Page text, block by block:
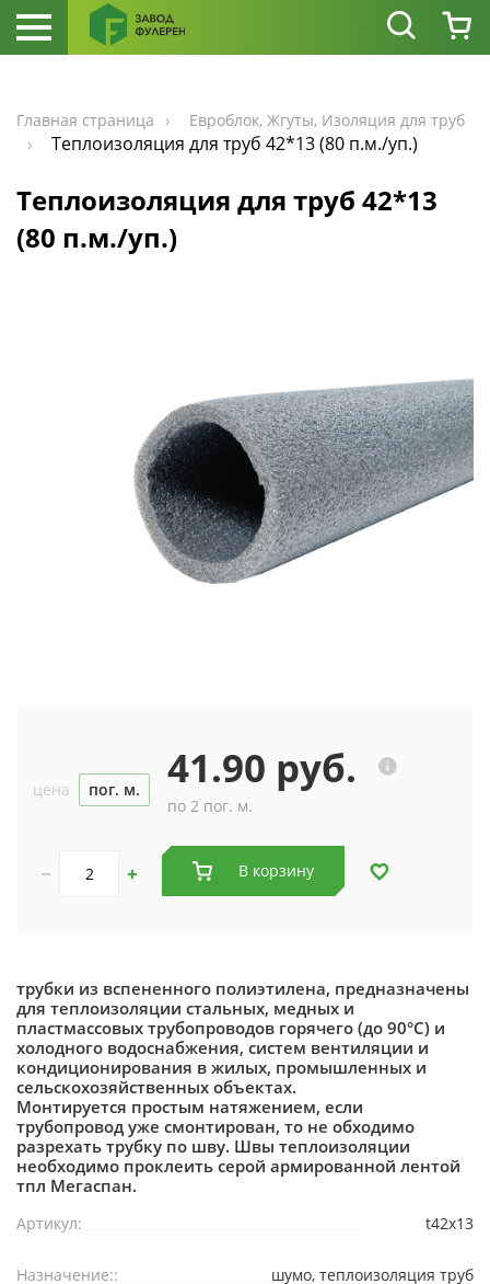
Главная страница Евроблок, Жгуты, Изоляция для труб
Теплоизоляция для труб 42*13 (80 п.м./уп.)
Теплоизоляция для труб 42*13
(80 п.м./уп.)
цена пог. м. 41.90 руб.
по 2 пог. м.
В корзину
трубки из вспененного полиэтилена, предназначены
для теплоизоляции стальных, медных и
пластмассовых трубопроводов горячего (до 90°С) и
холодного водоснабжения, систем вентиляции и
кондиционирования в жилых, промышленных и
сельскохозяйственных объектах.
Монтируется простым натяжением, если
трубопровод уже смонтирован, то не обходимо
разрехать трубку по шву. Швы теплоизоляции
необходимо проклеить серой армированной лентой
тпл Мегаспан.
Артикул: t42x13
Назначение:: шумо, теплоизоляция труб